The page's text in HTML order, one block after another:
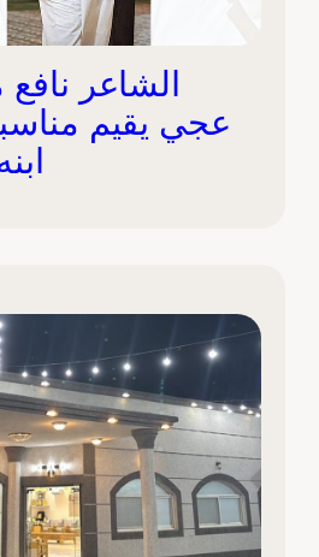
الشاعر
عجي يقيم